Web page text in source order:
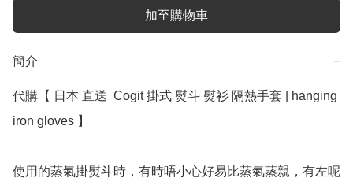
加至購物車
簡介 −
代購【 日本 直送  Cogit 掛式 熨斗 熨衫 隔熱手套 | hanging
iron gloves 】﻿
使用的蒸氣掛熨斗時，有時唔小心好易比蒸氣蒸親，有左呢